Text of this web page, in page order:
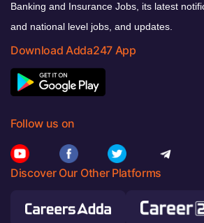
Banking and Insurance Jobs, its latest
and national level jobs, and updates.
Download Adda247 App
Follow us on
Discover Our Other Platforms